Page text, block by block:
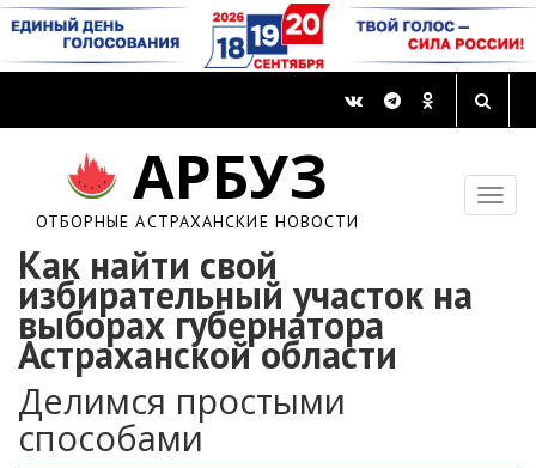
АРБУЗ
ОТБОРНЫЕ АСТРАХАНСКИЕ НОВОСТИ
Как найти свой
избирательный участок на
выборах губернатора
Астраханской области
Делимся простыми
способами